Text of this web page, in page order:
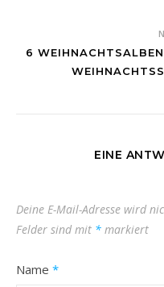
6
EINE
Deine E-Mail-Adresse wird
Felder sind mit * markiert
Name *